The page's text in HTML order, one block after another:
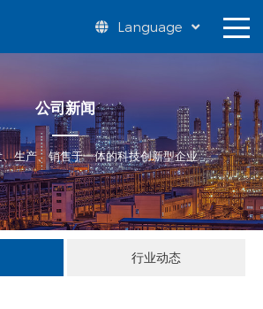
Language
公司新闻
生产、销售于一体的科技创新型企业
行业动态